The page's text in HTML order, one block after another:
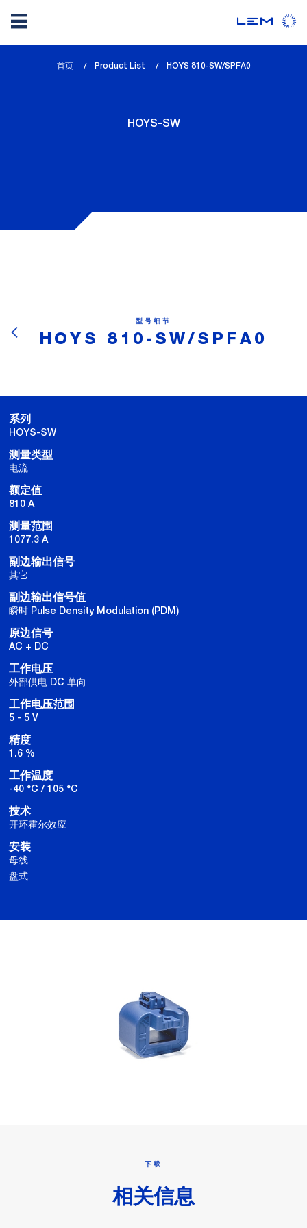
首页 Product List
lem_current_page
HOYS 810-SW/SPFA0
HOYS-SW
型号细节
HOYS 810-SW/SPFA0
系列
HOYS-SW
测量类型
电流
额定值
810 A
测量范围
1077.3 A
副边输出信号
其它
副边输出信号值
瞬时 Pulse Density Modulation (PDM)
原边信号
AC + DC
工作电压
外部供电 DC 单向
工作电压范围
5 - 5 V
精度
1.6 %
工作温度
-40 °C / 105 °C
技术
开环霍尔效应
安装
母线
盘式
下载
相关信息